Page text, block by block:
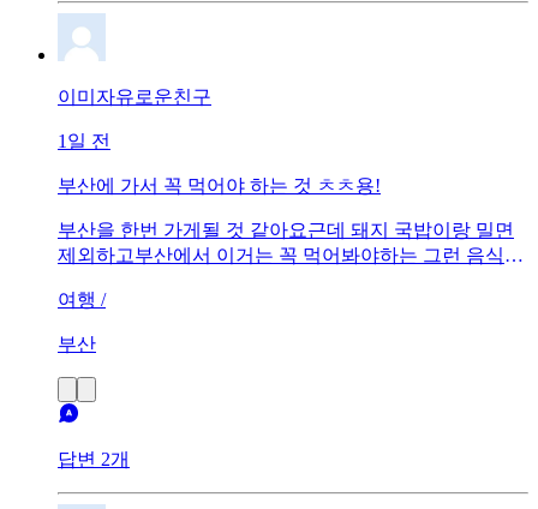
이미자유로운친구
1일 전
부산에 가서 꼭 먹어야 하는 것 ㅊㅊ용!
부산을 한번 가게될 것 같아요근데 돼지 국밥이랑 밀면
제외하고부산에서 이거는 꼭 먹어봐야하는 그런 음식이
여행 /
부산
답변 2개